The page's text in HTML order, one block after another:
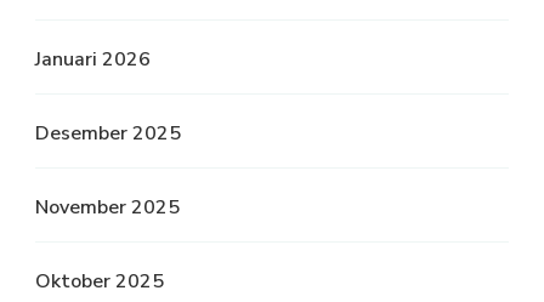
Januari 2026
Desember 2025
November 2025
Oktober 2025